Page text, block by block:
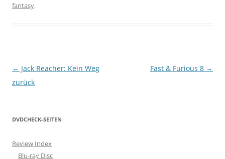
fantasy.
Beitragsnavigation
← Jack Reacher: Kein Weg
zurück
Fast & Furious 8 →
DVDCHECK-SEITEN
Review Index
Blu-ray Disc